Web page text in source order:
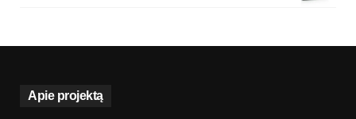
Apie projektą